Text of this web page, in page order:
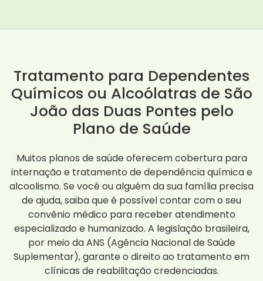
Tratamento para Dependentes
Químicos ou Alcoólatras de São
João das Duas Pontes pelo
Plano de Saúde
Muitos planos de saúde oferecem cobertura para
internação e tratamento de dependência química e
alcoolismo. Se você ou alguém da sua família precisa
de ajuda, saiba que é possível contar com o seu
convênio médico para receber atendimento
especializado e humanizado. A legislação brasileira,
por meio da ANS (Agência Nacional de Saúde
Suplementar), garante o direito ao tratamento em
clínicas de reabilitação credenciadas.